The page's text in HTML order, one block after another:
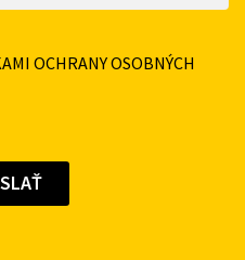
OCHRANY OSOBNÝCH